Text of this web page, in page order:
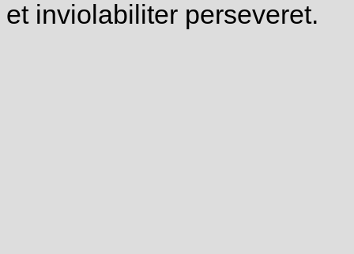
et inviolabiliter perseveret.